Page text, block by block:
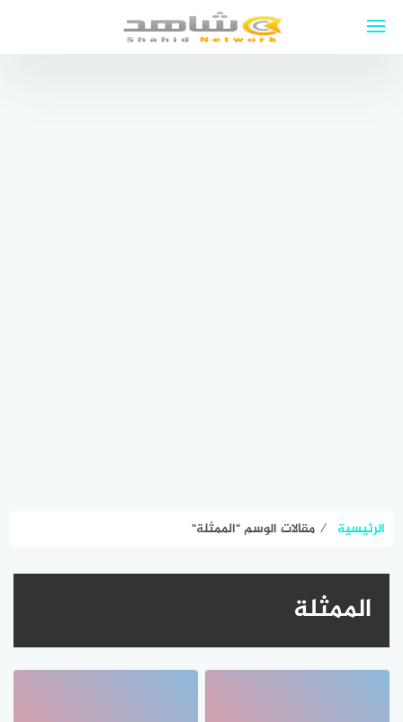
الرئيسية ⁄ مقالات الوسم "الممثلة"
الممثلة